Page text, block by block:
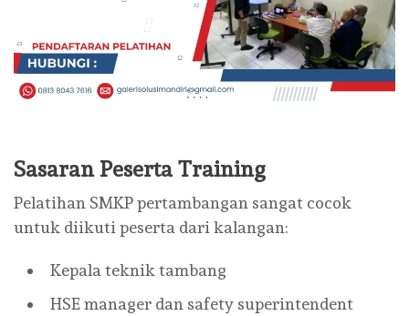
Sasaran Peserta Training
Pelatihan SMKP pertambangan sangat cocok
untuk diikuti peserta dari kalangan:
Kepala teknik tambang
HSE manager dan safety superintendent